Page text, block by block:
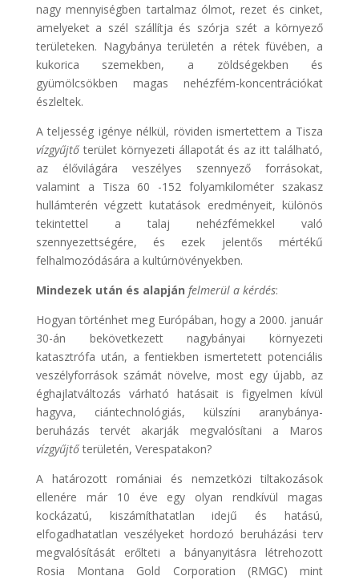
nagy mennyiségben tartalmaz ólmot, rezet és cinket,
amelyeket a szél szállítja és szórja szét a környező
területeken. Nagybánya területén a rétek füvében, a
kukorica szemekben, a zöldségekben és
gyümölcsökben magas nehézfém-koncentrációkat
észleltek.
A teljesség igénye nélkül, röviden ismertettem a Tisza
vízgyűjtőterület környezeti állapotát és az itt található,
az élővilágára veszélyes szennyező forrásokat,
valamint a Tisza 60 -152 folyamkilométer szakasz
hullámterén végzett kutatások eredményeit, különös
tekintettel a talaj nehézfémekkel való
szennyezettségére, és ezek jelentős mértékű
felhalmozódására a kultúrnövényekben.
Mindezek után és alapján felmerül a kérdés:
Hogyan történhet meg Európában, hogy a 2000. január
30-án bekövetkezett nagybányai környezeti
katasztrófa után, a fentiekben ismertetett potenciális
veszélyforrások számát növelve, most egy újabb, az
éghajlatváltozás várható hatásait is figyelmen kívül
hagyva, ciántechnológiás, külszíni aranybánya-
beruházás tervét akarják megvalósítani a Maros
vízgyűjtőterületén, Verespatakon?
A határozott romániai és nemzetközi tiltakozások
ellenére már 10 éve egy olyan rendkívül magas
kockázatú, kiszámíthatatlan idejű és hatású,
elfogadhatatlan veszélyeket hordozó beruházási terv
megvalósítását erőlteti a bányanyitásra létrehozott
Rosia Montana Gold Corporation (RMGC) mint